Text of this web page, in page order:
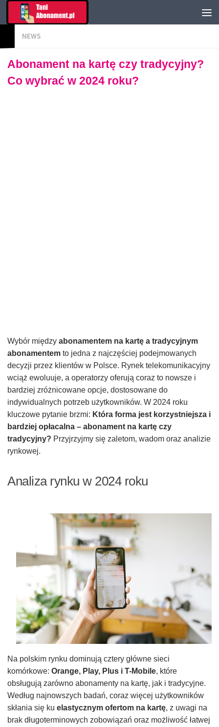
NEWS
Abonament na kartę czy tradycyjny?
Co wybrać w 2024 roku?
Wybór między abonamentem na kartę a tradycyjnym
abonamentem to jedna z najczęściej podejmowanych
decyzji przez klientów w Polsce. Rynek telekomunikacyjny
wciąż ewoluuje, a operatorzy oferują coraz to nowsze i
bardziej zróżnicowane opcje, dostosowane do
indywidualnych potrzeb użytkowników. W 2024 roku
kluczowe pytanie brzmi: Która forma jest korzystniejsza i
bardziej opłacalna – abonament na kartę czy
tradycyjny? Przyjrzyjmy się zaletom, wadom oraz analizie
rynkowej.
Analiza rynku w 2024 roku
Na polskim rynku dominują cztery główne sieci
komórkowe: Orange, Play, Plus i T-Mobile, które
obsługują zarówno abonamenty na kartę, jak i tradycyjne.
Według najnowszych badań, coraz więcej użytkowników
skłania się ku elastycznym ofertom na kartę, z uwagi na
brak długoterminowych zobowiązań oraz możliwość łatwej